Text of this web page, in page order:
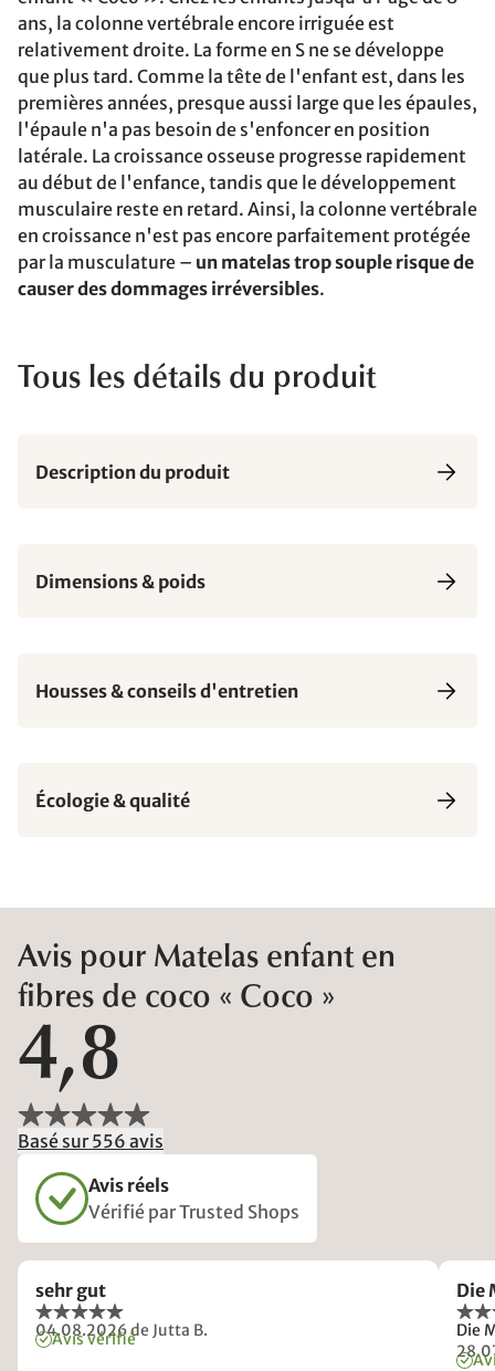
ans, la colonne vertébrale encore irriguée est
relativement droite. La forme en S ne se développe
que plus tard. Comme la tête de l'enfant est, dans les
premières années, presque aussi large que les épaules,
l'épaule n'a pas besoin de s'enfoncer en position
latérale. La croissance osseuse progresse rapidement
au début de l'enfance, tandis que le développement
musculaire reste en retard. Ainsi, la colonne vertébrale
en croissance n'est pas encore parfaitement protégée
par la musculature – un matelas trop souple risque de
causer des dommages irréversibles.
Tous les détails du produit
Description du produit
Dimensions & poids
Housses & conseils d'entretien
Écologie & qualité
Avis pour Matelas enfant en
fibres de coco « Coco »
4,8
Basé sur 556 avis
Avis réels
Vérifié par Trusted Shops
sehr gut
04.08.2026de Jutta B.
Avis vérifié
Die
Die